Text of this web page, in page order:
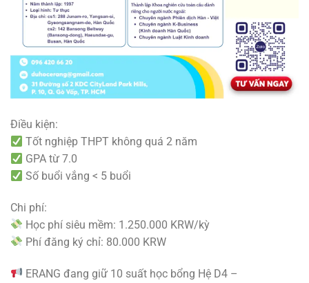
Điều kiện:
Tốt nghiệp THPT không quá 2 năm
GPA từ 7.0
Số buổi vắng < 5 buổi
Chi phí:
Học phí siêu mềm: 1.250.000 KRW/kỳ
Phí đăng ký chỉ: 80.000 KRW
ERANG đang giữ 10 suất học bổng Hệ D4 –